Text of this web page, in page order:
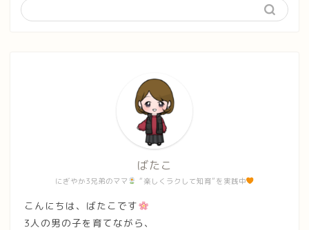
にぎやか3兄弟のママ “楽しくラクして知育”を実践中
ばたこ
こんにちは、ばたこです
3人の男の子を育てながら、